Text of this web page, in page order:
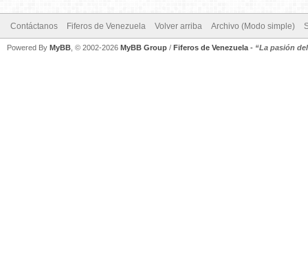
Contáctanos Fiferos de Venezuela Volver arriba Archivo (Modo simple)
Powered By MyBB , © 2002-2026 MyBB Group / Fiferos de Venezuela - “La pasión